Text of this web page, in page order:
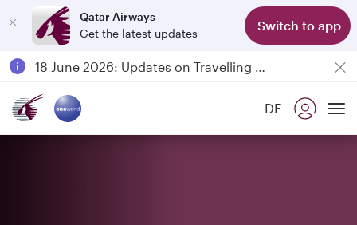
Qatar Airways
Get the latest updates
Switch to app
Passengers flying between Doha and Auckland on QR914 and QR915
18 June 2026: Updates on Travelling with Power Banks
DE
Erkunden Sie unsere Reiseziele